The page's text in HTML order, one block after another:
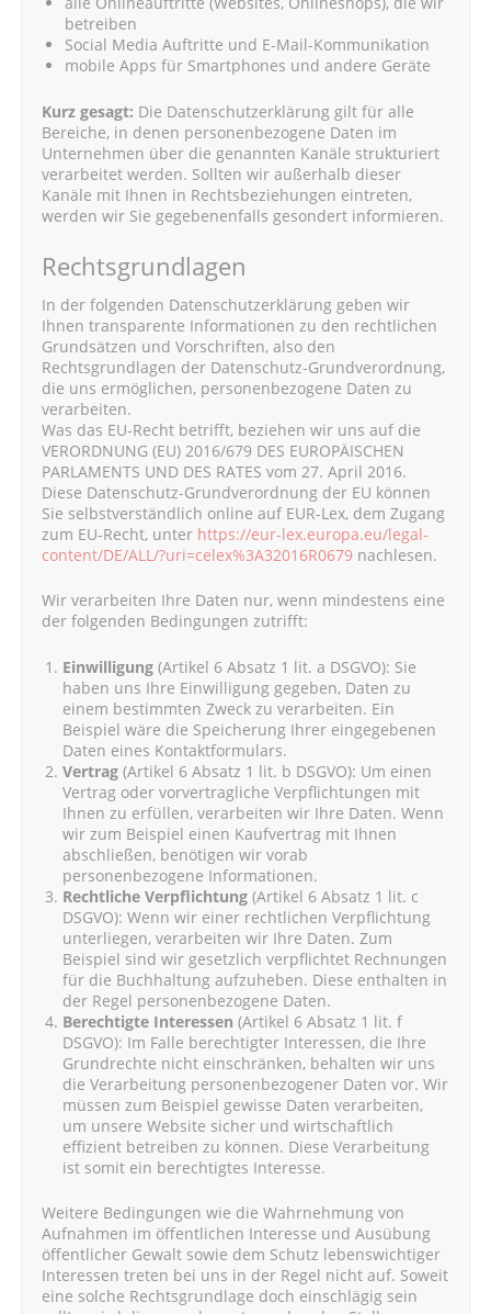
betreiben
Social Media Auftritte und E-Mail-Kommunikation
mobile Apps für Smartphones und andere Geräte
Kurz gesagt: Die Datenschutzerklärung gilt für alle
Bereiche, in denen personenbezogene Daten im
Unternehmen über die genannten Kanäle strukturiert
verarbeitet werden. Sollten wir außerhalb dieser
Kanäle mit Ihnen in Rechtsbeziehungen eintreten,
werden wir Sie gegebenenfalls gesondert informieren.
Rechtsgrundlagen
In der folgenden Datenschutzerklärung geben wir
Ihnen transparente Informationen zu den rechtlichen
Grundsätzen und Vorschriften, also den
Rechtsgrundlagen der Datenschutz-Grundverordnung,
die uns ermöglichen, personenbezogene Daten zu
verarbeiten.
Was das EU-Recht betrifft, beziehen wir uns auf die
VERORDNUNG (EU) 2016/679 DES EUROPÄISCHEN
PARLAMENTS UND DES RATES vom 27. April 2016.
Diese Datenschutz-Grundverordnung der EU können
Sie selbstverständlich online auf EUR-Lex, dem Zugang
zum EU-Recht, unter https://eur-lex.europa.eu/legal-
content/DE/ALL/?uri=celex%3A32016R0679 nachlesen.
Wir verarbeiten Ihre Daten nur, wenn mindestens eine
der folgenden Bedingungen zutrifft:
Einwilligung(Artikel 6 Absatz 1 lit. a DSGVO): Sie
haben uns Ihre Einwilligung gegeben, Daten zu
einem bestimmten Zweck zu verarbeiten. Ein
Beispiel wäre die Speicherung Ihrer eingegebenen
Daten eines Kontaktformulars.
Vertrag(Artikel 6 Absatz 1 lit. b DSGVO): Um einen
Vertrag oder vorvertragliche Verpflichtungen mit
Ihnen zu erfüllen, verarbeiten wir Ihre Daten. Wenn
wir zum Beispiel einen Kaufvertrag mit Ihnen
abschließen, benötigen wir vorab
personenbezogene Informationen.
Rechtliche Verpflichtung(Artikel 6 Absatz 1 lit. c
DSGVO): Wenn wir einer rechtlichen Verpflichtung
unterliegen, verarbeiten wir Ihre Daten. Zum
Beispiel sind wir gesetzlich verpflichtet Rechnungen
für die Buchhaltung aufzuheben. Diese enthalten in
der Regel personenbezogene Daten.
Berechtigte Interessen (Artikel 6 Absatz 1 lit. f
DSGVO): Im Falle berechtigter Interessen, die Ihre
Grundrechte nicht einschränken, behalten wir uns
die Verarbeitung personenbezogener Daten vor. Wir
müssen zum Beispiel gewisse Daten verarbeiten,
um unsere Website sicher und wirtschaftlich
effizient betreiben zu können. Diese Verarbeitung
ist somit ein berechtigtes Interesse.
Weitere Bedingungen wie die Wahrnehmung von
Aufnahmen im öffentlichen Interesse und Ausübung
öffentlicher Gewalt sowie dem Schutz lebenswichtiger
Interessen treten bei uns in der Regel nicht auf. Soweit
eine solche Rechtsgrundlage doch einschlägig sein